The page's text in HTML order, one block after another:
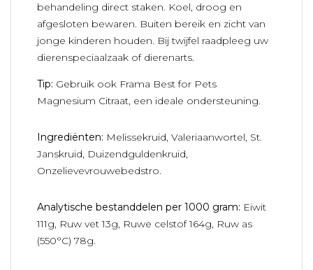
behandeling direct staken. Koel, droog en
afgesloten bewaren. Buiten bereik en zicht van
jonge kinderen houden. Bij twijfel raadpleeg uw
dierenspeciaalzaak of dierenarts.
Tip: Gebruik ook Frama Best for Pets
Magnesium Citraat, een ideale ondersteuning.
Ingrediënten: Melissekruid, Valeriaanwortel, St.
Janskruid, Duizendguldenkruid,
Onzelievevrouwebedstro.
Analytische bestanddelen per 1000 gram: Eiwit
111g, Ruw vet 13g, Ruwe celstof 164g, Ruw as
(550°C) 78g.